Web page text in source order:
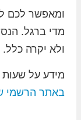
ומאפשר לכם
מדי ברגל.
ולא יקרה כלל.
מידע על שעות
באתר הרשמי